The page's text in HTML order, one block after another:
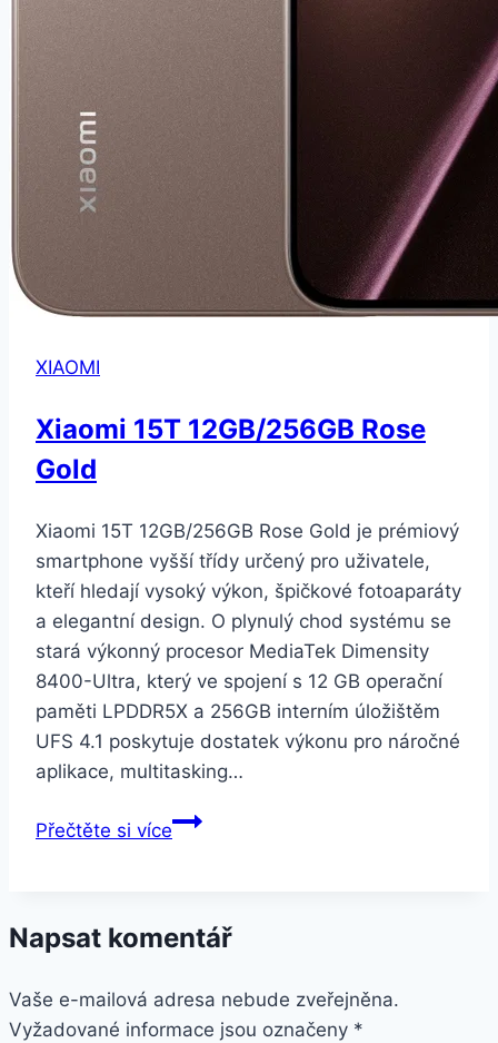
XIAOMI
Xiaomi 15T 12GB/256GB Rose
Gold
Xiaomi 15T 12GB/256GB Rose Gold je prémiový
smartphone vyšší třídy určený pro uživatele,
kteří hledají vysoký výkon, špičkové fotoaparáty
a elegantní design. O plynulý chod systému se
stará výkonný procesor MediaTek Dimensity
8400-Ultra, který ve spojení s 12 GB operační
paměti LPDDR5X a 256GB interním úložištěm
UFS 4.1 poskytuje dostatek výkonu pro náročné
aplikace, multitasking…
Přečtěte si víceXiaomi
Gold
Napsat komentář
Vaše e-mailová adresa nebude zveřejněna.
Vyžadované informace jsou označeny *